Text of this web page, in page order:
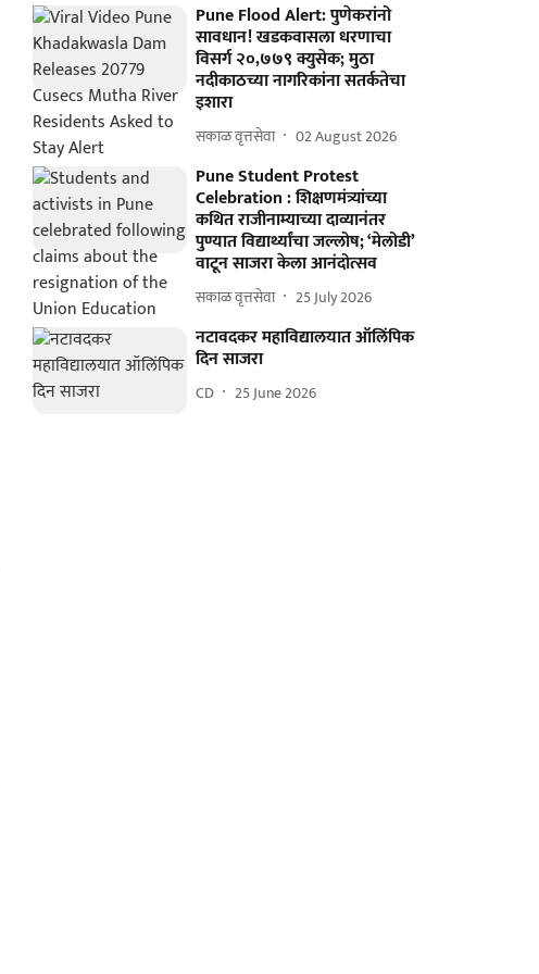
Pune Flood Alert: पुणेकरांनो
सावधान! खडकवासला धरणाचा
विसर्ग २०,७७९ क्युसेक; मुठा
नदीकाठच्या नागरिकांना सतर्कतेचा
इशारा
सकाळ वृत्तसेवा 02 August 2026
Pune Student Protest
Celebration : शिक्षणमंत्र्यांच्या
कथित राजीनाम्याच्या दाव्यानंतर
पुण्यात विद्यार्थ्यांचा जल्लोष; ‘मेलोडी’
वाटून साजरा केला आनंदोत्सव
सकाळ वृत्तसेवा 25 July 2026
नटावदकर महाविद्यालयात ऑलिंपिक
दिन साजरा
CD 25 June 2026